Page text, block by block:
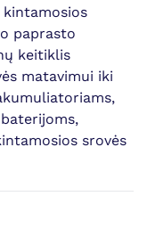
paprasto
keitiklis
matavimui iki
srovės